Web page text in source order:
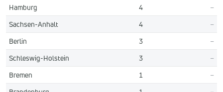
Hamburg
4
–
Sachsen-Anhalt
4
–
Berlin
3
–
Schleswig-Holstein
3
–
Bremen
1
–